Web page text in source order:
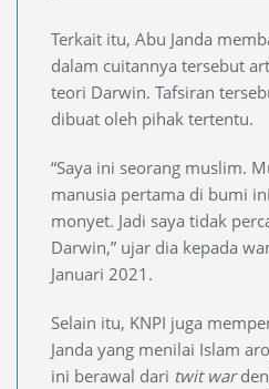
Terkait itu, Abu Janda
dalam cuitannya tersebut
teori Darwin. Tafsiran
dibuat oleh pihak tertentu.
“Saya ini seorang muslim.
manusia pertama di bumi
monyet. Jadi saya tidak
Darwin,” ujar dia kepada
Januari 2021.
Selain itu, KNPI juga
Janda yang menilai Islam
ini berawal dari twit war